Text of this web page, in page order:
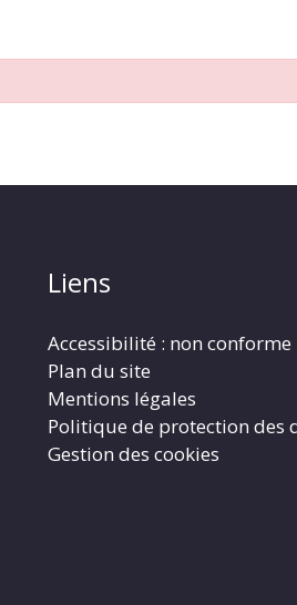
Liens
Accessibilité : non conforme
Plan du site
Mentions légales
Politique de protection des
Gestion des cookies